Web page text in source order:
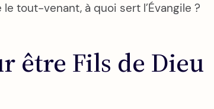
tout-venant, à quoi sert l’Évangile ?
être Fils de Dieu